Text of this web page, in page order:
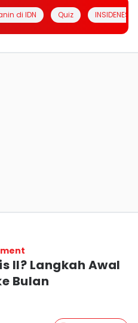
di IDN Quiz INSIDENESIA
II? Langkah Awal
Bulan